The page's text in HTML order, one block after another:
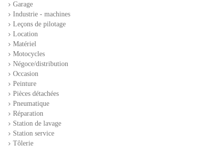
Garage
Industrie - machines
Leçons de pilotage
Location
Matériel
Motocycles
Négoce/distribution
Occasion
Peinture
Pièces détachées
Pneumatique
Réparation
Station de lavage
Station service
Tôlerie